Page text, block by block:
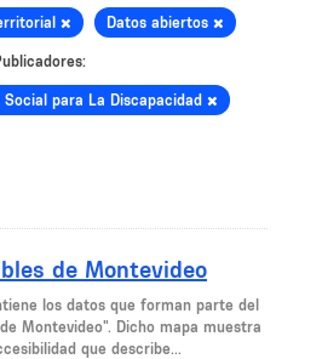
Datos abiertos
para La Discapacidad
de Montevideo
los datos que forman parte del
Montevideo". Dicho mapa muestra
que describe...